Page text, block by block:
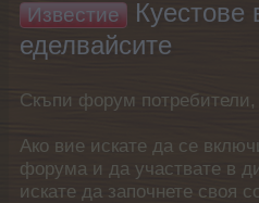
Известие
Куестове
еделвайсите
Скъпи форум потребители,
Ако вие искате да се
форума и да участвате в
искате да започнете своя